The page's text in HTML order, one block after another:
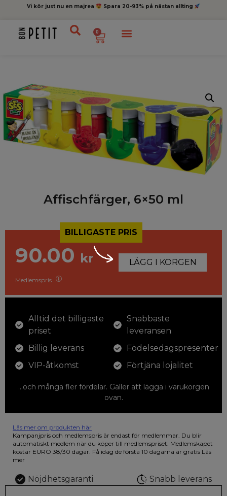
Vi kör just nu en majrea Spara 20-93% på nästan allting
0
Affischfärger, 6×50 ml
BILLIGASTE PRIS
90.00 kr
Medlemspris
LÄGG I KORGEN
Alltid det billigaste
priset
Billig leverans
VIP-åtkomst
Snabbaste
leveransen
Födelsedagspresenter
Förtjäna lojalitet
...och många fler fördelar. Gäller att lägga i varukorgen
ovan.
Läs mer om produkten här
12 färgpennor som du kan färglägga dina teckningar med. På
illustrationen på den vackra askan finns fjärilar i vilda fluorescerande
färger.
Kampanjpris och medlemspris är endast för medlemmar. Du blir
automatiskt medlem när du köper till medlemspriset. Medlemskapet
kostar EURO 38/30 dagar. Få idag de första 10 dagarna är gratis Läs
mer
Nöjdhetsgaranti Snabb leverans